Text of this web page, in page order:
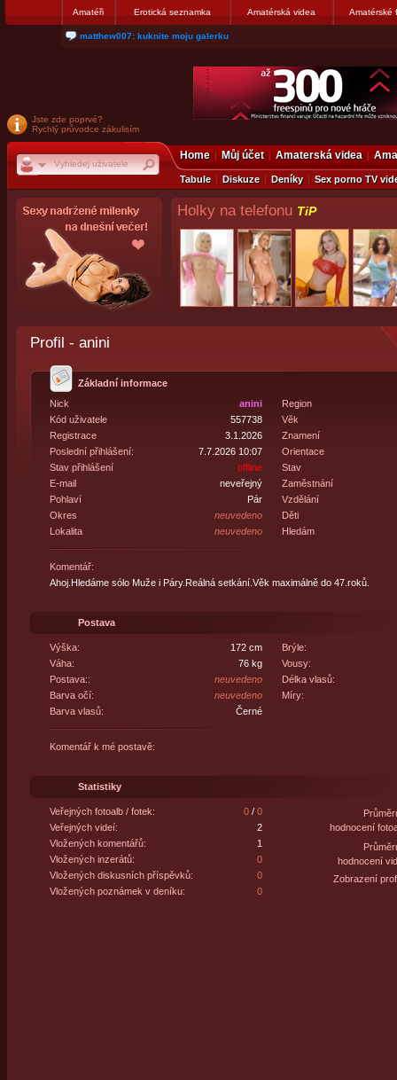
Amatéři Erotická seznamka Amatérská videa Amatérské
nanosekunda187: Hanka servis Praha Bulharská 10, tel:775674237
Jste zde poprvé?
Rychlý průvodce zákulisím
Home Můj účet Amaterská videa
Tabule Diskuze Deníky Sex porno TV
Holky na telefonu TiP
Profil - anini
Základní informace
Nick
anini
Kód uživatele
557738
Registrace
3.1.2026
Poslední přihlášení:
7.7.2026 10:07
Stav přihlášení
offline
E-mail
neveřejný
Pohlaví
Pár
Okres
neuvedeno
Lokalita
neuvedeno
Region
Věk
Znamení
Orientace
Stav
Zaměstnání
Vzdělání
Děti
Hledám
Komentář:
Ahoj.Hledáme sólo Muže i Páry.Reálná setkání.Věk maximálně do 47.roků.
Postava
Výška:
172 cm
Váha:
76 kg
Postava::
neuvedeno
Barva očí:
neuvedeno
Barva vlasů:
Černé
Brýle:
Vousy:
Délka vlasů:
Míry:
Komentář k mé postavě:
Statistiky
Veřejných fotoalb / fotek: 0/ 0
Veřejných videí:
2
Vložených komentářů:
1
Vložených inzerátů:
0
Vložených diskusních příspěvků:
0
Vložených poznámek v deníku:
0
hodnocení
hodnocení
Zobrazení